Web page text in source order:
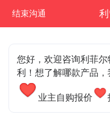
结束沟通
您好，欢迎咨询利菲
利！想了解哪款产品
业主自购报价